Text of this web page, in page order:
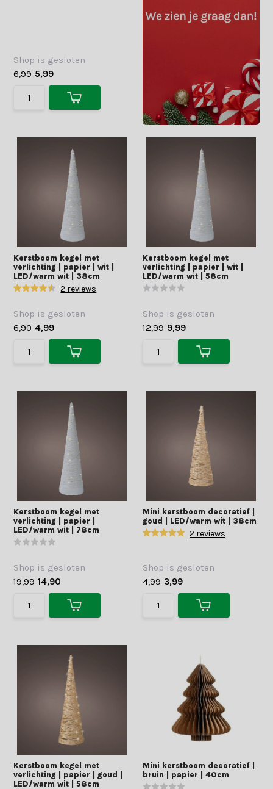
Shop is gesloten
6,99 5,99
Kerstboom kegel met
verlichting | papier | wit |
LED/warm wit | 38cm
2 reviews
Shop is gesloten
6,90 4,99
Kerstboom kegel met
verlichting | papier | wit |
LED/warm wit | 58cm
Shop is gesloten
12,99 9,99
Kerstboom kegel met
verlichting | papier |
LED/warm wit | 78cm
Shop is gesloten
19,99 14,90
Mini kerstboom decoratief |
goud | LED/warm wit | 38cm
2 reviews
Shop is gesloten
4,99 3,99
Kerstboom kegel met
verlichting | papier | goud |
LED/warm wit | 58cm
Mini kerstboom decoratief |
bruin | papier | 40cm